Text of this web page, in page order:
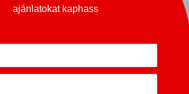
ajánlatokat kaphass